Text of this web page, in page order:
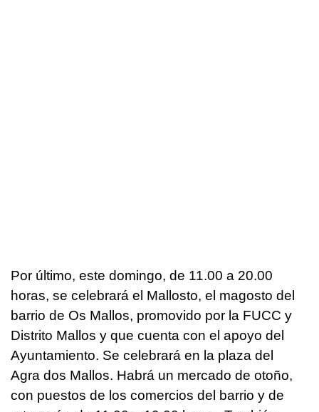
Por último, este domingo, de 11.00 a 20.00
horas, se celebrará el Mallosto, el magosto del
barrio de Os Mallos, promovido por la FUCC y
Distrito Mallos y que cuenta con el apoyo del
Ayuntamiento. Se celebrará en la plaza del
Agra dos Mallos. Habrá un mercado de otoño,
con puestos de los comercios del barrio y de